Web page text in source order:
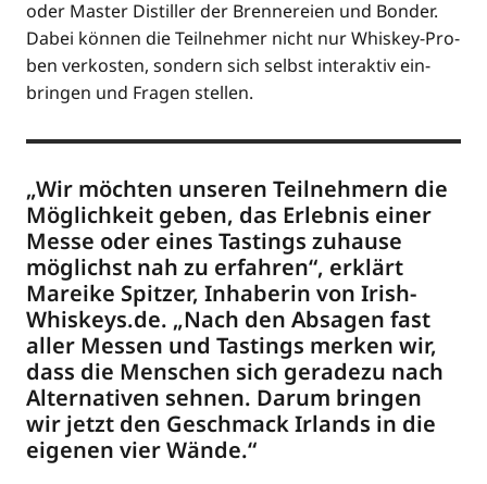
oder Mas­ter Distil­ler der Bren­ne­rei­en und Bond­er.
Dabei kön­nen die Teil­neh­mer nicht nur Whis­key-Pro­
ben ver­kos­ten, son­dern sich selbst inter­ak­tiv ein­
brin­gen und Fra­gen stellen.
„Wir möch­ten unse­ren Teil­neh­mern die
Mög­lich­keit geben, das Erleb­nis einer
Mes­se oder eines Tastings zuhau­se
mög­lichst nah zu erfah­ren“, erklärt
Marei­ke Spit­zer, Inha­be­rin von Irish-
Whiskeys.de. „Nach den Absa­gen fast
aller Mes­sen und Tastings mer­ken wir,
dass die Men­schen sich gera­de­zu nach
Alter­na­ti­ven seh­nen. Dar­um brin­gen
wir jetzt den Geschmack Irlands in die
eige­nen vier Wände.“